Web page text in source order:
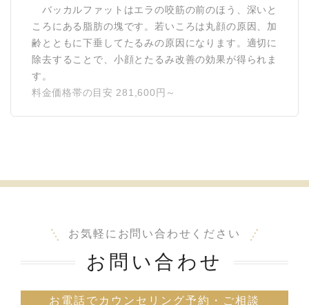
バッカルファットはエラの咬筋の前のほう、深いと
ころにある脂肪の塊です。若いころは丸顔の原因、加
齢とともに下垂してたるみの原因になります。適切に
除去することで、小顔とたるみ改善の効果が得られま
す。
料金価格帯の目安 281,600円～
お気軽にお問い合わせください
お問い合わせ
お電話でカウンセリング予約・ご相談